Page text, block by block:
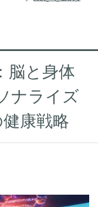
脳と身体
ナライズ
康戦略